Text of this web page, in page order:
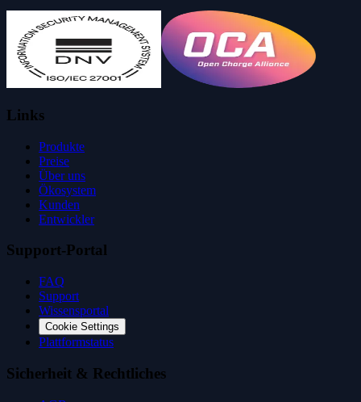
Links
Produkte
Preise
Über uns
Ökosystem
Kunden
Entwickler
Support-Portal
FAQ
Support
Wissensportal
Cookie Settings
Plattformstatus
Sicherheit & Rechtliches